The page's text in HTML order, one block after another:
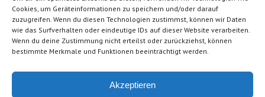
Cookies, um Geräteinformationen zu speichern und/oder darauf
zuzugreifen. Wenn du diesen Technologien zustimmst, können wir Daten
wie das Surfverhalten oder eindeutige IDs auf dieser Website verarbeiten.
Wenn du deine Zustimmung nicht erteilst oder zurückziehst, können
bestimmte Merkmale und Funktionen beeinträchtigt werden.
Akzeptieren
Vamos Halbjahresflyer ist erschienen!
VonMaike Grabowski 29. Januar 2020
Unser Programm für das erste Halbjahr 2020 ist raus.